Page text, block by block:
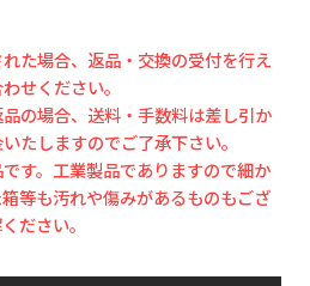
た場合、返品・交換の受付を行え
せください。
の場合、送料・手数料は差し引か
たしますのでご了承下さい。
す。工業製品でありますので細か
等も汚れや傷みがあるものもござ
ださい。